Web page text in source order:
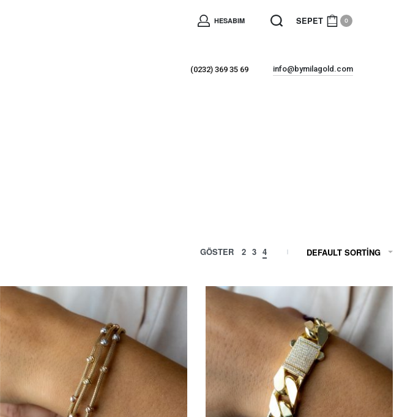
HESABIM SEPET 0
(0232) 369 35 69 info@bymilagold.com
GÖSTER 2 3 4 DEFAULT SORTING